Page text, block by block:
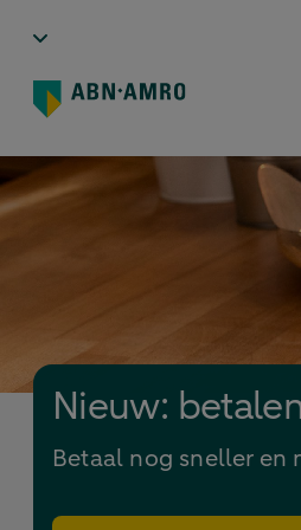
Nieuw:
Betaal nog sneller en